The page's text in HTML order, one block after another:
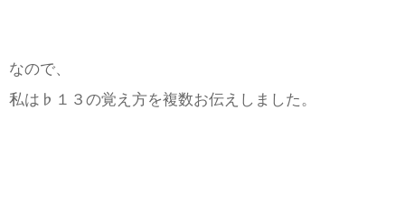
なので、
私は♭１３の覚え方を複数お伝えしました。